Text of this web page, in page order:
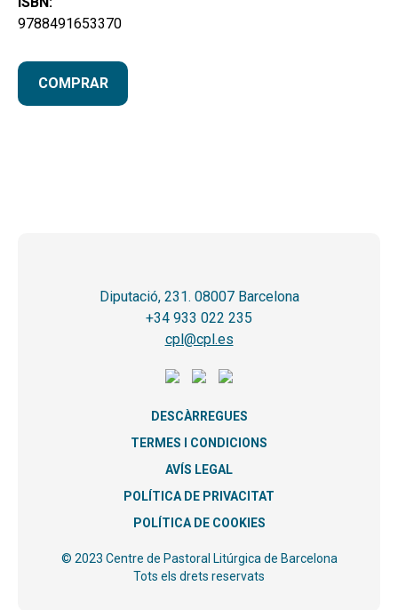
9788491653370
COMPRAR
Diputació, 231. 08007 Barcelona
+34 933 022 235
cpl@cpl.es
DESCÀRREGUES
TERMES I CONDICIONS
AVÍS LEGAL
POLÍTICA DE PRIVACITAT
POLÍTICA DE COOKIES
© 2023 Centre de Pastoral Litúrgica de Barcelona
Tots els drets reservats